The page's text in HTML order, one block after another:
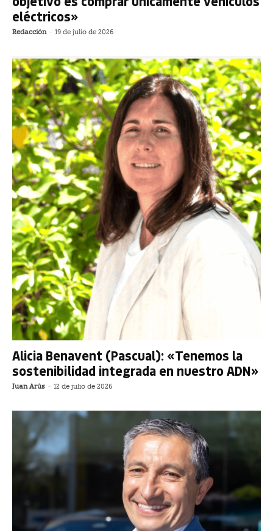
eléctricos»
Redacción - 19 de julio de 2026
Alicia Benavent (Pascual): «Tenemos la
sostenibilidad integrada en nuestro ADN»
Juan Arús - 12 de julio de 2026